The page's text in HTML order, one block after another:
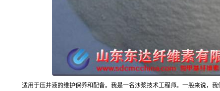
适用于压井液的维护保养和配备。我是一名沙浆技术工程师。一般来说，我